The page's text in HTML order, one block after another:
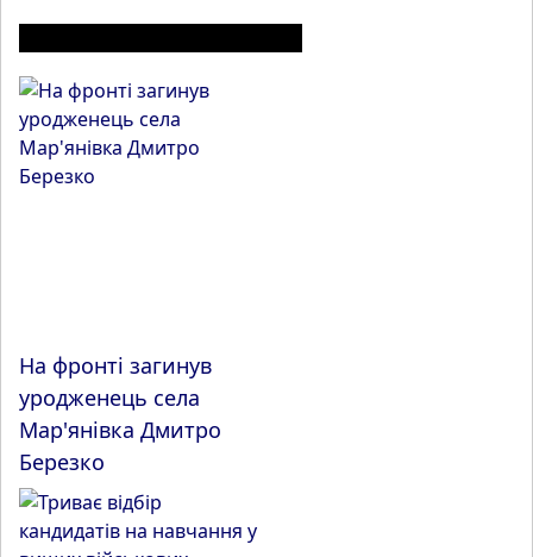
На фронті загинув
уродженець села
Мар'янівка Дмитро
Березко